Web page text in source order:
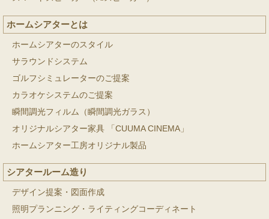
ホームシアターとは
ホームシアターのスタイル
サラウンドシステム
ゴルフシミュレーターのご提案
カラオケシステムのご提案
瞬間調光フィルム（瞬間調光ガラス）
オリジナルシアター家具 「CUUMA CINEMA」
ホームシアター工房オリジナル製品
シアタールーム造り
デザイン提案・図面作成
照明プランニング・ライティングコーディネート